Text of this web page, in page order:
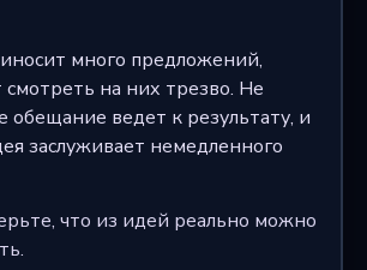
много предложений,
смотреть на них трезво. Не
обещание ведет к результату, и
заслуживает немедленного
что из идей реально можно